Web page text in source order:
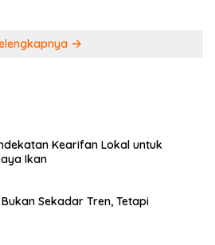
Kearifan Lokal untuk
Ikan
Sekadar Tren, Tetapi